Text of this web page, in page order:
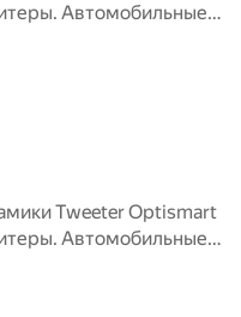
Автомобильные
авто твиттеры.
Tweeter Optismart
Автомобильные
авто твиттеры.